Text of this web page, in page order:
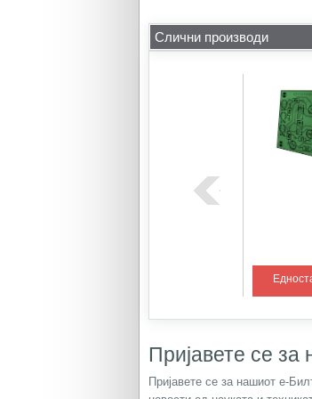
Слични производи
Пријавете се
Пријавете се за нашиот е-